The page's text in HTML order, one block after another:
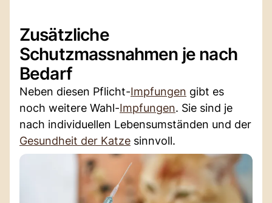
Zusätzliche
Schutzmassnahmen je nach
Bedarf
Neben diesen Pflicht-Impfungen gibt es
noch weitere Wahl-Impfungen. Sie sind je
nach individuellen Lebensumständen und der
Gesundheit der Katze sinnvoll.